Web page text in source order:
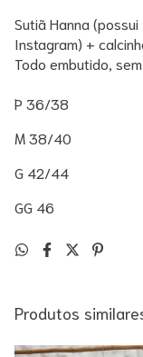
Sutiã Hanna
Instagram) +
Todo embutido,
P 36/38
M 38/40
G 42/44
GG 46
Produtos